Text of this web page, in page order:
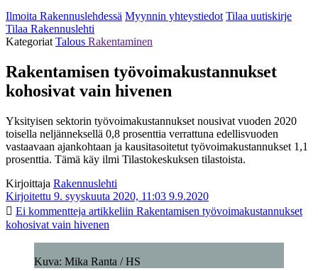
Ilmoita Rakennuslehdessä Myynnin yhteystiedot Tilaa uutiskirje
Tilaa Rakennuslehti
Kategoriat Talous Rakentaminen
Rakentamisen työvoimakustannukset
kohosivat vain hivenen
Yksityisen sektorin työvoimakustannukset nousivat vuoden 2020
toisella neljänneksellä 0,8 prosenttia verrattuna edellisvuoden
vastaavaan ajankohtaan ja kausitasoitetut työvoimakustannukset 1,1
prosenttia. Tämä käy ilmi Tilastokeskuksen tilastoista.
Kirjoittaja Rakennuslehti
Kirjoitettu 9. syyskuuta 2020, 11:03 9.9.2020
Ei kommentteja artikkeliin Rakentamisen työvoimakustannukset
kohosivat vain hivenen
Kuva: Mika Ranta / HS